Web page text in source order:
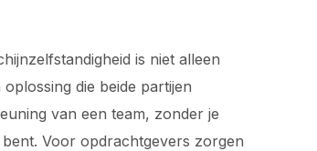
is niet alleen
die beide partijen
van een team, zonder je
Voor opdrachtgevers zorgen